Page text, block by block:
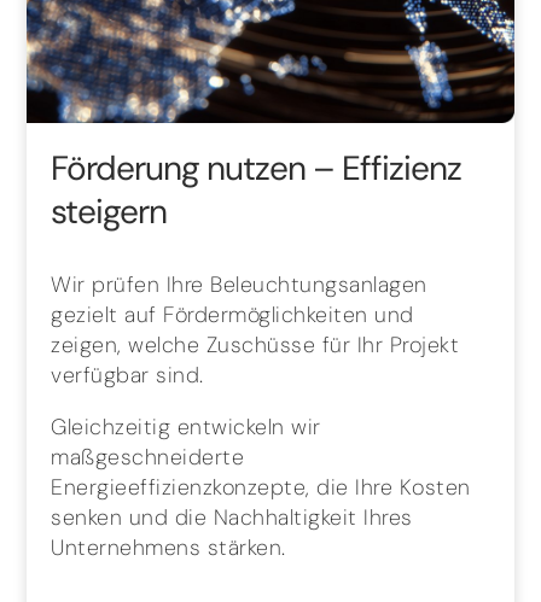
Förderung nutzen – Effizienz
steigern
Wir prüfen Ihre Beleuchtungsanlagen
gezielt auf Fördermöglichkeiten und
zeigen, welche Zuschüsse für Ihr Projekt
verfügbar sind.
Gleichzeitig entwickeln wir
maßgeschneiderte
Energieeffizienzkonzepte, die Ihre Kosten
senken und die Nachhaltigkeit Ihres
Unternehmens stärken.